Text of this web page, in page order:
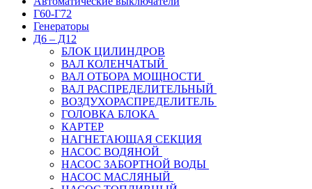
Г60-Г72
Генераторы
Д6 – Д12
БЛОК ЦИЛИНДРОВ
ВАЛ КОЛЕНЧАТЫЙ
ВАЛ ОТБОРА МОЩНОСТИ
ВАЛ РАСПРЕДЕЛИТЕЛЬНЫЙ
ВОЗДУХОРАСПРЕДЕЛИТЕЛЬ
ГОЛОВКА БЛОКА
КАРТЕР
НАГНЕТАЮЩАЯ СЕКЦИЯ
НАСОС ВОДЯНОЙ
НАСОС ЗАБОРТНОЙ ВОДЫ
НАСОС МАСЛЯНЫЙ